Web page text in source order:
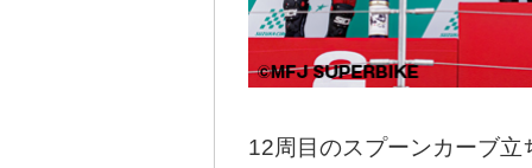
12周目のスプーンカーブ